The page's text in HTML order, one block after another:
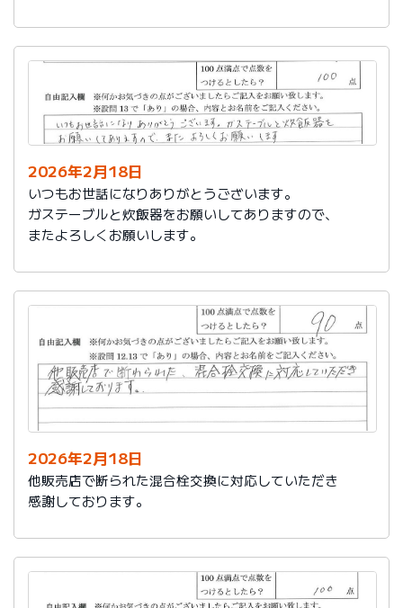
かったです。
これからもよろしくお願いします。
2026年2月18日
いつもお世話になりありがとうございます。
ガステーブルと炊飯器をお願いしてありますので、
またよろしくお願いします。
2026年2月18日
他販売店で断られた混合栓交換に対応していただき
感謝しております。